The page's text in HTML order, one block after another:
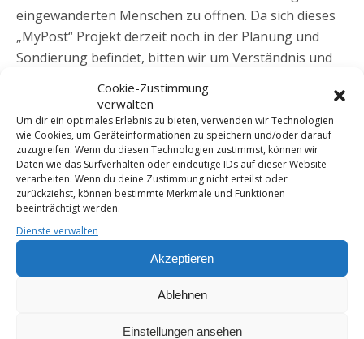
Cookie-Zustimmung
verwalten
Um dir ein optimales Erlebnis zu bieten, verwenden wir Technologien
wie Cookies, um Geräteinformationen zu speichern und/oder darauf
zuzugreifen. Wenn du diesen Technologien zustimmst, können wir
Daten wie das Surfverhalten oder eindeutige IDs auf dieser Website
verarbeiten. Wenn du deine Zustimmung nicht erteilst oder
zurückziehst, können bestimmte Merkmale und Funktionen
beeinträchtigt werden.
Dienste verwalten
Akzeptieren
Ablehnen
Einstellungen ansehen
eingewanderten Menschen zu öffnen. Da sich dieses
„MyPost“ Projekt derzeit noch in der Planung und
Sondierung befindet, bitten wir um Verständnis und
weitergehenden Informationen aufwarten und –
vielleicht auch SIE ! – um Ihre Mithilfe bitten können.
Wer sich schon jetzt bereit erklärt, uns bei der
Erstellung der fremdsprachlichen Texte oder anderer
einwanderungsspezifischer Angebote zu helfen,
schicke uns eine Mail an
mypost@offenbach.aidshilfe.de
Homepage – fremdsprachige Texte. Wir werden Sie
über den weiteren Verlauf des Projektes „MyPost“
Unseren Beitrag “Unsere neue Homepage” finden Sie